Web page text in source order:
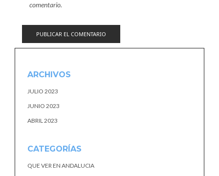
comentario.
ARCHIVOS
JULIO 2023
JUNIO 2023
ABRIL 2023
CATEGORÍAS
QUE VER EN ANDALUCIA